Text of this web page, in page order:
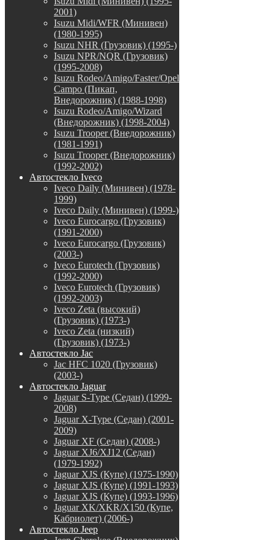
2001)
Isuzu Midi/WFR (Минивен)
(1980-1995)
Isuzu NHR (Грузовик) (1995-)
Isuzu NPR/NQR (Грузовик)
(1995-2008)
Isuzu Rodeo/Amigo/Faster/Opel
Campo (Пикап,
Внедорожник) (1988-1998)
Isuzu Rodeo/Amigo/Wizard
(Внедорожник) (1998-2004)
Isuzu Trooper (Внедорожник)
(1981-1991)
Isuzu Trooper (Внедорожник)
(1992-2002)
Автостекло Iveco
Iveco Daily (Минивен) (1978-
1999)
Iveco Daily (Минивен) (1999-)
Iveco Eurocargo (Грузовик)
(1991-2000)
Iveco Eurocargo (Грузовик)
(2003-)
Iveco Eurotech (Грузовик)
(1992-2000)
Iveco Eurotech (Грузовик)
(1992-2003)
Iveco Zeta (высокий)
(Грузовик) (1973-)
Iveco Zeta (низкий)
(Грузовик) (1973-)
Автостекло Jac
Jac HFC 1020 (Грузовик)
(2003-)
Автостекло Jaguar
Jaguar S-Type (Седан) (1999-
2008)
Jaguar X-Type (Седан) (2001-
2009)
Jaguar XF (Седан) (2008-)
Jaguar XJ6/XJ12 (Седан)
(1979-1992)
Jaguar XJS (Купе) (1975-1990)
Jaguar XJS (Купе) (1991-1993)
Jaguar XJS (Купе) (1993-1996)
Jaguar XK/XKR/X150 (Купе,
Кабриолет) (2006-)
Автостекло Jeep